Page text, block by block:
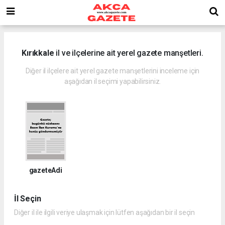
Kırıkkale il ve ilçelerine ait yerel gazete manşetleri.
Diğer il ilçelere ait yerel gazete manşetlerini inceleme için
aşağıdan il seçimi yapabilirsiniz.
gazeteAdi
İl Seçin
Diğer il ile ilgili veriye ulaşmak için lütfen aşağıdan bir il seçin